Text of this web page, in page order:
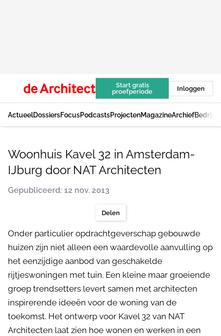
Start gratis
proefperiode
Inloggen
ActueelDossiersFocusPodcastsProjectenMagazineArchief
Woonhuis Kavel 32 in Amsterdam-
IJburg door NAT Architecten
Gepubliceerd: 12 nov. 2013
Delen
Onder particulier opdrachtgeverschap gebouwde
huizen zijn niet alleen een waardevolle aanvulling op
het eenzijdige aanbod van geschakelde
rijtjeswoningen met tuin. Een kleine maar groeiende
groep trendsetters levert samen met architecten
inspirerende ideeën voor de woning van de
toekomst. Het ontwerp voor Kavel 32 van NAT
Architecten laat zien hoe wonen en werken in een